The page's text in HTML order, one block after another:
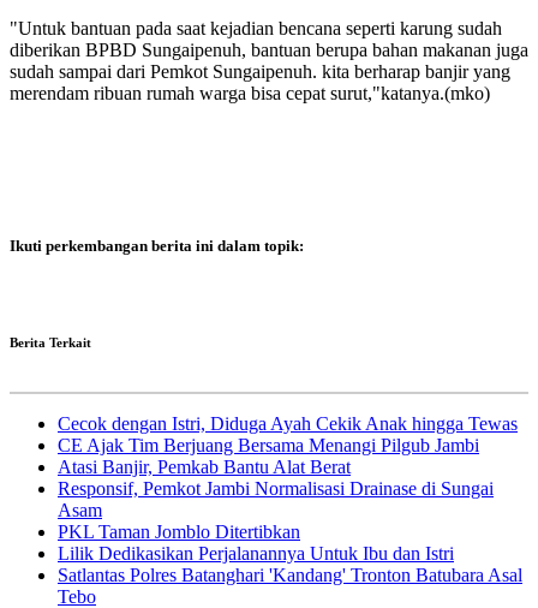
"Untuk bantuan pada saat kejadian bencana seperti karung sudah
diberikan BPBD Sungaipenuh, bantuan berupa bahan makanan juga
sudah sampai dari Pemkot Sungaipenuh. kita berharap banjir yang
merendam ribuan rumah warga bisa cepat surut,"katanya.(mko)
Ikuti perkembangan berita ini dalam topik:
Berita Terkait
Cecok dengan Istri, Diduga Ayah Cekik Anak hingga Tewas
CE Ajak Tim Berjuang Bersama Menangi Pilgub Jambi
Atasi Banjir, Pemkab Bantu Alat Berat
Responsif, Pemkot Jambi Normalisasi Drainase di Sungai
Asam
PKL Taman Jomblo Ditertibkan
Lilik Dedikasikan Perjalanannya Untuk Ibu dan Istri
Satlantas Polres Batanghari 'Kandang' Tronton Batubara Asal
Tebo